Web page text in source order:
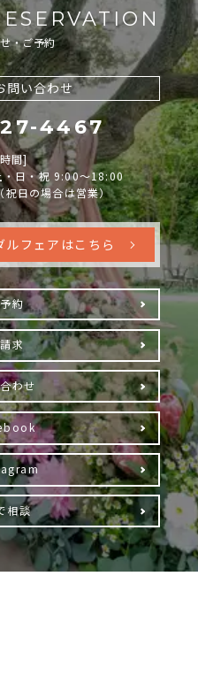
・ご予約
問い合わせ
4467
間]
日・祝 9:00～18:00
祝日の場合は営業）
ルフェアはこちら
約
求
わせ
相談